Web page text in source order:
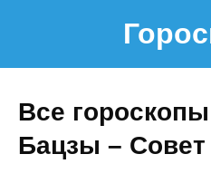
Все
Бацзы – Совет